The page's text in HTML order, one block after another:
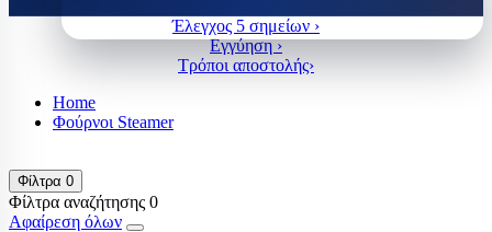
Έλεγχος 5 σημείων ›
Εγγύηση ›
Τρόποι αποστολής›
Home
Φούρνοι Steamer
Φίλτρα 0
Φίλτρα αναζήτησης 0
Αφαίρεση όλων